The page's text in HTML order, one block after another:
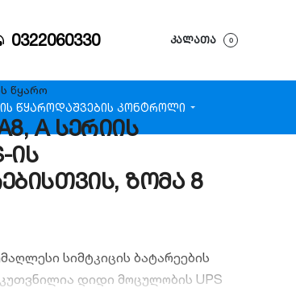
0322060330 ᲙᲐᲚᲐᲗᲐ 0
წყაროდაშვების კონტროლი
წყარო
A სერიის
ის
ზომა 8
სიმტკიცის ბატარეების
დიდი მოცულობის UPS